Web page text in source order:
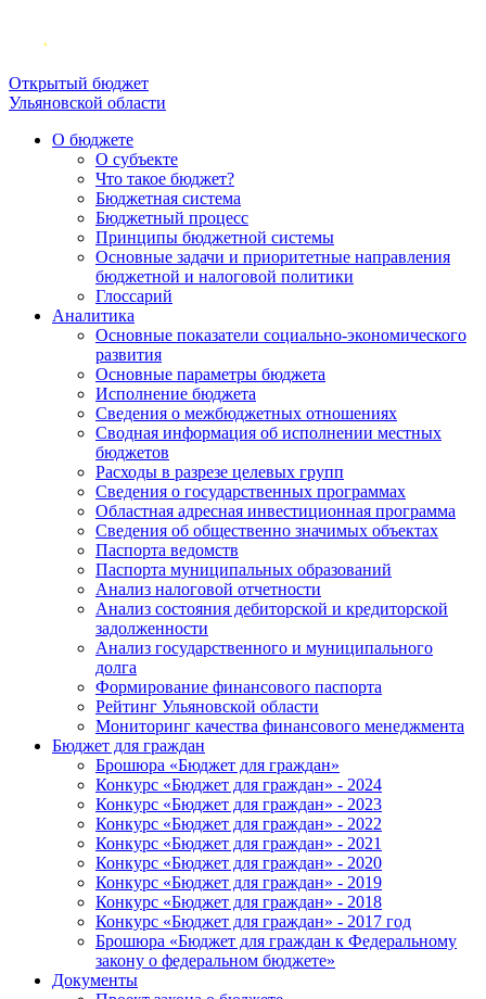
Открытый бюджет
Ульяновской области
О бюджете
О субъекте
Что такое бюджет?
Бюджетная система
Бюджетный процесс
Принципы бюджетной системы
Основные задачи и приоритетные направления
бюджетной и налоговой политики
Глоссарий
Аналитика
Основные показатели социально-экономического
развития
Основные параметры бюджета
Исполнение бюджета
Сведения о межбюджетных отношениях
Сводная информация об исполнении местных
бюджетов
Расходы в разрезе целевых групп
Сведения о государственных программах
Областная адресная инвестиционная программа
Сведения об общественно значимых объектах
Паспорта ведомств
Паспорта муниципальных образований
Анализ налоговой отчетности
Анализ состояния дебиторской и кредиторской
задолженности
Анализ государственного и муниципального
долга
Формирование финансового паспорта
Рейтинг Ульяновской области
Мониторинг качества финансового менеджмента
Бюджет для граждан
Брошюра «Бюджет для граждан»
Конкурс «Бюджет для граждан» - 2024
Конкурс «Бюджет для граждан» - 2023
Конкурс «Бюджет для граждан» - 2022
Конкурс «Бюджет для граждан» - 2021
Конкурс «Бюджет для граждан» - 2020
Конкурс «Бюджет для граждан» - 2019
Конкурс «Бюджет для граждан» - 2018
Конкурс «Бюджет для граждан» - 2017 год
Брошюра «Бюджет для граждан к Федеральному
закону о федеральном бюджете»
Документы